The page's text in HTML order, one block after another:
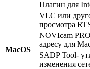
Плагин для
VLC или
просмотра
MacOS
NOVIcam
адресу для
SADP Tool-
изменения